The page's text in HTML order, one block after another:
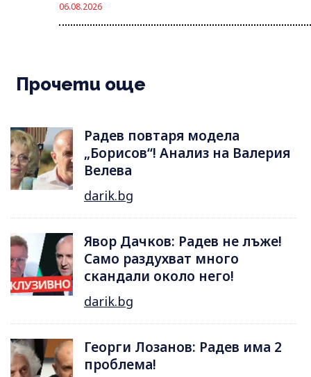
06.08.2026
Прочети още
Радев повтаря модела
„Борисов“! Анализ на Валерия
Велева
darik.bg
Явор Дачков: Радев не лъже!
Само раздухват много
скандали около него!
darik.bg
Георги Лозанов: Радев има 2
проблема!